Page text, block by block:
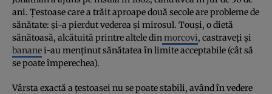
ani. Ţestoase care a trăit aproape două secole are probleme de
sănătate: şi-a pierdut vederea şi mirosul. Touşi, o dietă
sănătoasă, alcătuită printre altele dinmorcovi, castraveţi şi
bananei-au menţinut sănătatea în limite acceptabile (cât să
se poate împerechea).
Vârsta exactă a ţestoasei nu se poate stabili, având în vedere